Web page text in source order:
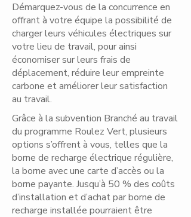
Démarquez-vous de la concurrence en
offrant à votre équipe la possibilité de
charger leurs véhicules électriques sur
votre lieu de travail, pour ainsi
économiser sur leurs frais de
déplacement, réduire leur empreinte
carbone et améliorer leur satisfaction
au travail.
Grâce à la subvention Branché au travail
du programme Roulez Vert, plusieurs
options s’offrent à vous, telles que la
borne de recharge électrique régulière,
la borne avec une carte d’accès ou la
borne payante. Jusqu’à 50 % des coûts
d’installation et d’achat par borne de
recharge installée pourraient être